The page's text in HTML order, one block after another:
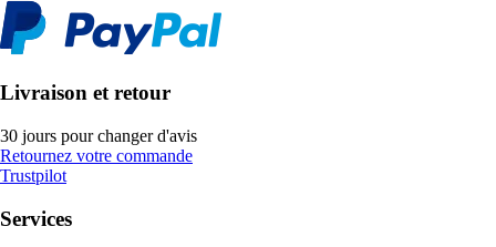
Livraison et retour
30 jours pour changer d'avis
Retournez votre commande
Trustpilot
Services